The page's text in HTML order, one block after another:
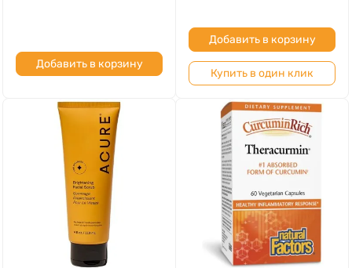
Добавить в корзину
Добавить в корзину
Купить в один клик